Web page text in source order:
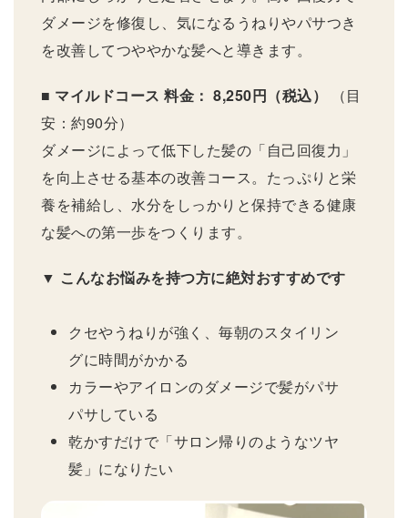
ダメージを修復し、気になるうねりやパサつき
を改善してつややかな髪へと導きます。
■ マイルドコース 料金： 8,250円（税込）
（目
安：約90分）
ダメージによって低下した髪の「自己回復力」
を向上させる基本の改善コース。たっぷりと栄
養を補給し、水分をしっかりと保持できる健康
な髪への第一歩をつくります。
▼ こんなお悩みを持つ方に絶対おすすめです
クセやうねりが強く、毎朝のスタイリン
グに時間がかかる
カラーやアイロンのダメージで髪がパサ
パサしている
乾かすだけで「サロン帰りのようなツヤ
髪」になりたい